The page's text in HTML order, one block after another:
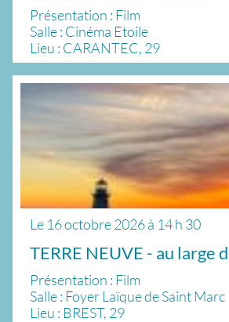
Présentation : Film
Salle : Cinéma Etoile
Lieu : CARANTEC, 29
Le 16 octobre 2026à 14 h 30
TERRE NEUVE - au large
Présentation : Film
Salle : Foyer Laïque de Saint Marc
Lieu : BREST, 29